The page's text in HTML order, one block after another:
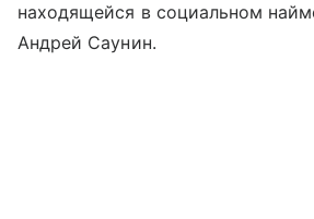
находящейся в социальном
Андрей Саунин.